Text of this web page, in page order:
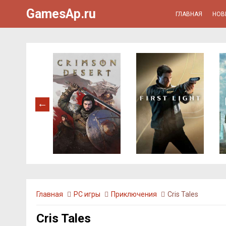
GamesAp.ru ГЛАВНАЯ
Главная PC игры Приключения Cris Tales
Cris Tales